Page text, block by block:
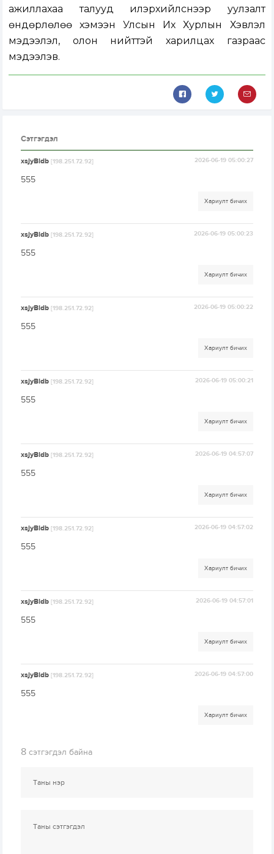
ажиллахаа талууд илэрхийлснээр уулзалт
өндөрлөлөө хэмээн Улсын Их Хурлын Хэвлэл
мэдээлэл, олон нийттэй харилцах газраас
мэдээлэв.
Сэтгэгдэл
xsjyBldb[198.251.72.92] 2026-06-19 05:00:27
555
Хариулт бичих
xsjyBldb[198.251.72.92] 2026-06-19 05:00:23
555
Хариулт бичих
xsjyBldb[198.251.72.92] 2026-06-19 05:00:22
555
Хариулт бичих
xsjyBldb[198.251.72.92] 2026-06-19 05:00:21
555
Хариулт бичих
xsjyBldb[198.251.72.92] 2026-06-19 04:57:07
555
Хариулт бичих
xsjyBldb[198.251.72.92] 2026-06-19 04:57:02
555
Хариулт бичих
xsjyBldb[198.251.72.92] 2026-06-19 04:57:01
555
Хариулт бичих
xsjyBldb[198.251.72.92] 2026-06-19 04:57:00
555
Хариулт бичих
8 сэтгэгдэл байна